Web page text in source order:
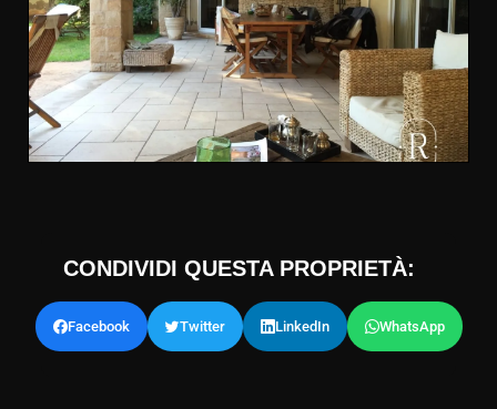
CONDIVIDI QUESTA PROPRIETÀ:
Facebook Twitter LinkedIn WhatsApp